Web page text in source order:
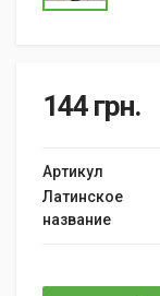
144 грн.
Артикул
Латинское
название